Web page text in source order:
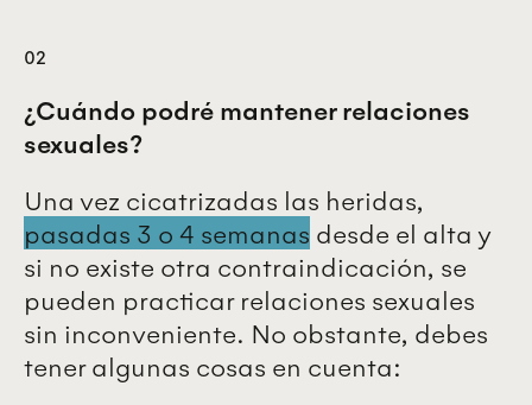
02
¿Cuándo podré mantener relaciones
sexuales?
Una vez cicatrizadas las heridas,
pasadas 3 o 4 semanas desde el alta y
si no existe otra contraindicación, se
pueden practicar relaciones sexuales
sin inconveniente. No obstante, debes
tener algunas cosas en cuenta: